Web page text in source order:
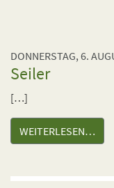
DONNERSTAG, 6.
Seiler
[…]
WEITERLESEN…